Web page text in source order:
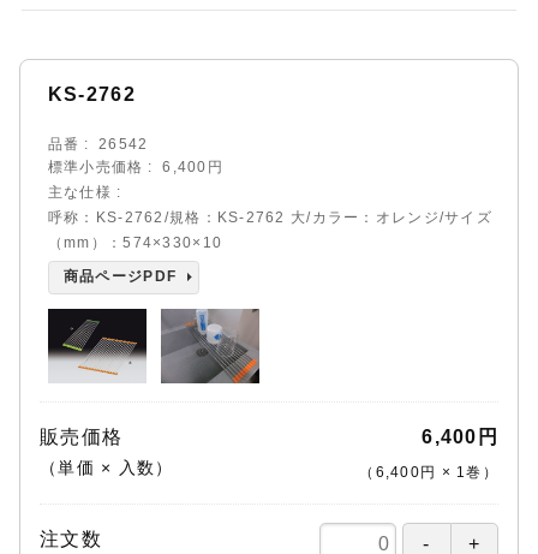
KS-2762
品番
26542
標準小売価格
6,400円
主な仕様
呼称：KS-2762/規格：KS-2762 大/カラー：オレンジ/サイズ
（mm）：574×330×10
商品ページPDF
販売価格
（単価 × 入数）
6,400円
（ 6,400円 × 1巻 ）
注文数